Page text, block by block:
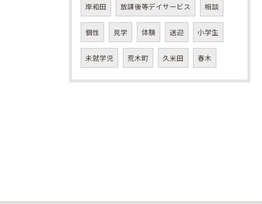
岸和田 放課後等デイサービス 相談
個性 見学 体験 送迎 小学生
未就学児 荒木町 久米田 春木